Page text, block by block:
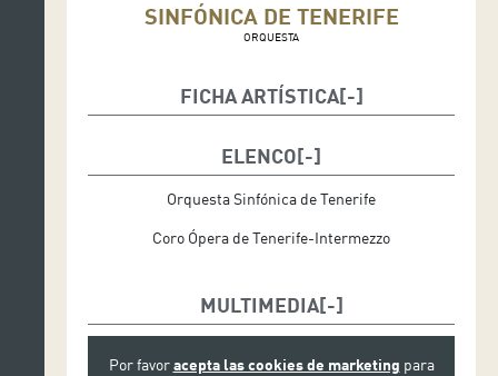
SINFÓNICA DE TENERIFE
ORQUESTA
FICHA ARTÍSTICA
Diseño de iluminación: Antón Armendariz
Dirección de coro: Miguel Ángel Arqued
Idioma: alemán con sobrebtítulos en español e inglés.
ELENCO
Orquesta Sinfónica de Tenerife
Coro Ópera de Tenerife-Intermezzo
MULTIMEDIA
Por favoracepta las cookies de marketing para